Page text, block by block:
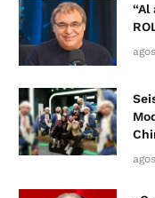
“Al